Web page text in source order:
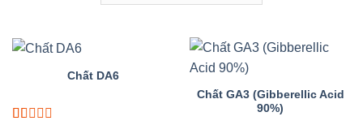
Chất DA6
Chất GA3 (Gibberellic Acid
90%)